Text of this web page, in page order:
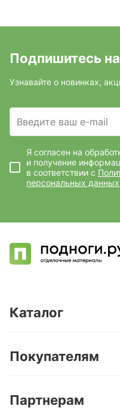
Подпишитесь
Узнавайте о новинках,
Введите ваш e-mail
Я согласен на
и получение
в соответствии с
персональных данных
Каталог
Кварц-винил и LVT-плитка
Ламинат
Покупателям
Условия доставки
Партнерам